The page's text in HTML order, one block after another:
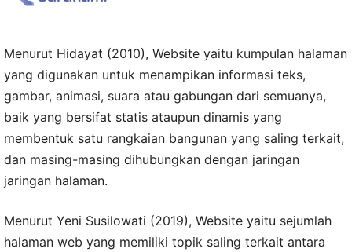
Menurut Hidayat (2010), Website yaitu kumpulan halaman
yang digunakan untuk menampikan informasi teks,
gambar, animasi, suara atau gabungan dari semuanya,
baik yang bersifat statis ataupun dinamis yang
membentuk satu rangkaian bangunan yang saling terkait,
dan masing-masing dihubungkan dengan jaringan
jaringan halaman.
Menurut Yeni Susilowati (2019), Website yaitu sejumlah
halaman web yang memiliki topik saling terkait antara